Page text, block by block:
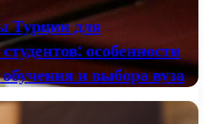
Турции для
особенности
и выбора вуза